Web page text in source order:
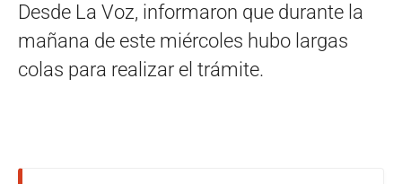
Desde La Voz, informaron que durante la
mañana de este miércoles hubo largas
colas para realizar el trámite.